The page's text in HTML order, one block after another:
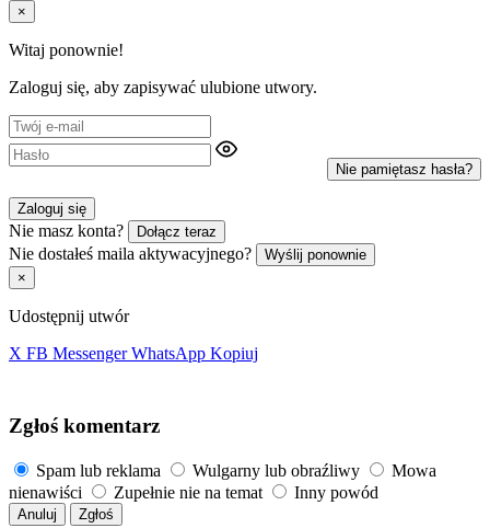
×
Witaj ponownie!
Zaloguj się, aby zapisywać ulubione utwory.
Nie pamiętasz hasła?
Zaloguj się
Nie masz konta? Dołącz teraz
Nie dostałeś maila aktywacyjnego?
Wyślij ponownie
×
Udostępnij utwór
X FB Messenger WhatsApp Kopiuj
Zgłoś komentarz
Spam lub reklama Wulgarny lub obraźliwy
Mowa
nienawiści
Zupełnie nie na temat Inny powód
Anuluj Zgłoś